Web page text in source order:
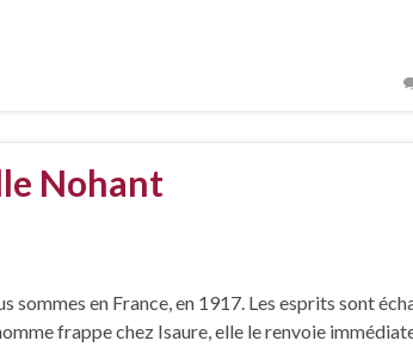
Nohant
sommes en France, en 1917. Les esprits sont
frappe chez Isaure, elle le renvoie